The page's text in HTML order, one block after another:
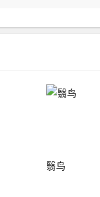
翳鸟